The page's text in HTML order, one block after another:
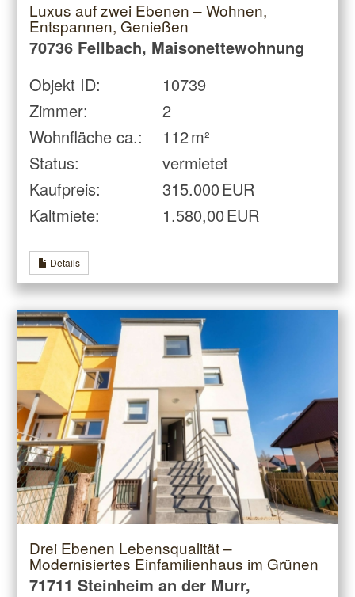
Luxus auf zwei Ebenen – Wohnen,
Entspannen, Genießen
70736 Fellbach, Maisonettewohnung
Objekt ID:
10739
Zimmer:
2
Wohnfläche ca.:
112 m²
Status:
vermietet
Kaufpreis:
315.000 EUR
Kaltmiete:
1.580,00 EUR
Details
Drei Ebenen Lebensqualität –
Modernisiertes Einfamilienhaus im Grünen
71711 Steinheim an der Murr,